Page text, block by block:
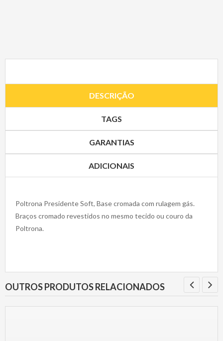
DESCRIÇÃO
TAGS
GARANTIAS
ADICIONAIS
Poltrona Presidente Soft, Base cromada com rulagem gás.
Braços cromado revestidos no mesmo tecido ou couro da
Poltrona.
OUTROS PRODUTOS RELACIONADOS